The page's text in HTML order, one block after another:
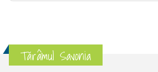
Tărâmul Savonia